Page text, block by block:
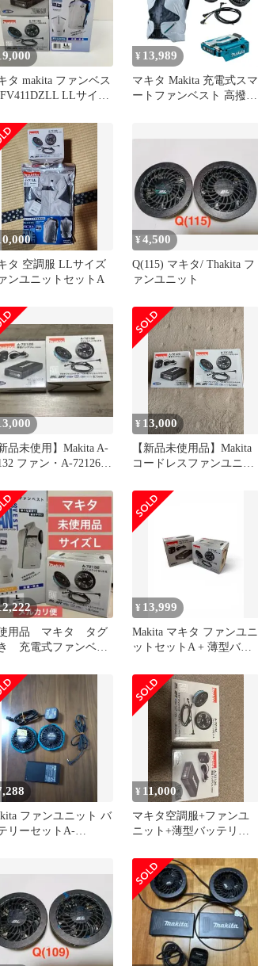
タ makita ファンベス
FV411DZLL LLサイズ
ユニットセットA A-
未使用 ★DT1491
¥ 13,989
マキタ Makita 充電式スマ
ートファンベスト 高撥水
72154+ファンユニットA-
売 FV214DZ
タ 空調服 LLサイズ
ンユニットセットA
¥4,500
Q(115) マキタ/ Thakita フ
ァンユニット
新品未使用】Makita A-
ファン・A-72126
¥ 13,000
【新品未使用品】Makita
コードレスファンユニッ
用品 マキタ タグ
充電式ファンベス
ットA
¥ 13,999
Makita マキタ ファンユニ
ットセットA + 薄型バッ
ファンユニット バ
リーセットA-
¥ 11,000
マキタ空調服+ファンユ
ニット+薄型バッテリー